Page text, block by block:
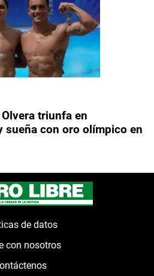
triunfa en
sueña con oro olímpico en
de datos
con nosotros